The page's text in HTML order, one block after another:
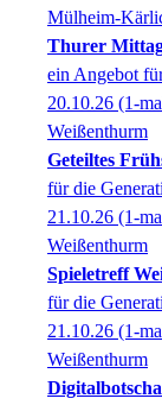
Mülheim-
Thurer
ein Angebot
20.10.26 (1-
Weißenthurm
Geteiltes
für die
21.10.26 (1-
Weißenthurm
Spieletreff
für die
21.10.26 (1-
Weißenthurm